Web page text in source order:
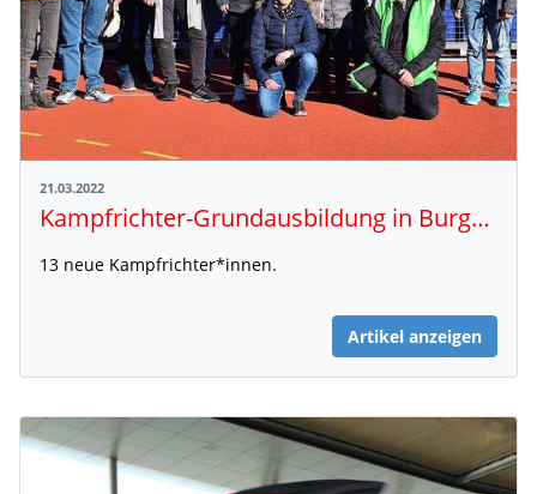
21.03.2022
Kampfrichter-Grundausbildung in Burgdorf
13 neue Kampfrichter*innen.
Artikel anzeigen